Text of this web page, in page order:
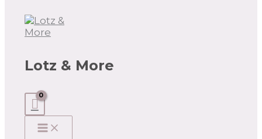
Lotz & More